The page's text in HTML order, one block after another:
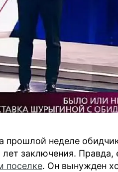
прошлой неделе
лет заключения.
поселке. Он вынужден